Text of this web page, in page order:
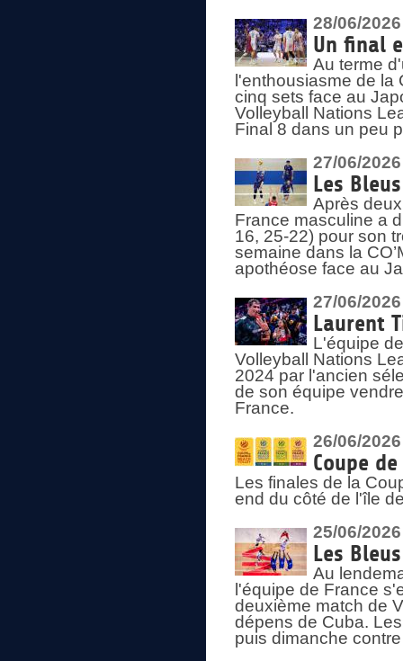
28/06/2026
Un final
Au terme
l'enthousiasme de
cinq sets face au
Volleyball Nations
Final 8 dans un peu
27/06/2026
Les
Après
France masculine a
16, 25-22) pour son
semaine dans la
apothéose face au
27/06/2026
Laurent
L'équipe
Volleyball Nations
2024 par l'ancien
de son équipe
France.
26/06/2026
Coupe
Les finales de la
end du côté de l'île
25/06/2026
Les
Au
l'équipe de France
deuxième match de
dépens de Cuba.
puis dimanche